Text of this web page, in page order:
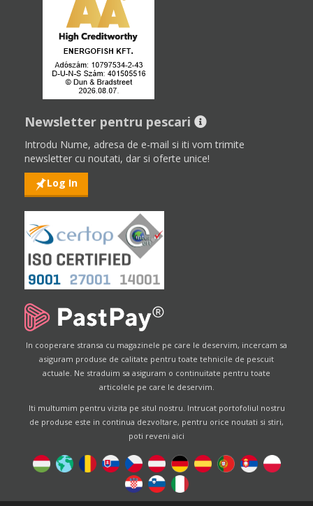
Newsletter pentru pescari
Introdu Nume, adresa de e-mail si iti vom trimite
newsletter cu noutati, dar si oferte unice!
Log In
In cooperare stransa cu magazinele pe care le deservim, incercam sa
asiguram produse de calitate pentru toate tehnicile de pescuit
actuale. Ne straduim sa asiguram o continuitate pentru toate
articolele pe care le deservim.
Iti multumim pentru vizita pe situl nostru. Intrucat portofoliul nostru
de produse este in continua dezvoltare, pentru orice noutati si stiri,
poti reveni aici